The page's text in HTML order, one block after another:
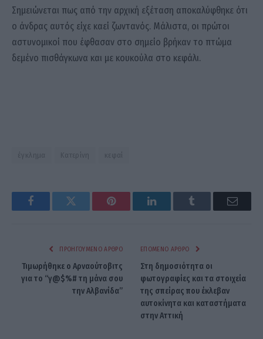
Σημειώνεται πως από την αρχική εξέταση αποκαλύφθηκε ότι
ο άνδρας αυτός είχε καεί ζωντανός. Μάλιστα, οι πρώτοι
αστυνομικοί που έφθασαν στο σημείο βρήκαν το πτώμα
δεμένο πισθάγκωνα και με κουκούλα στο κεφάλι.
έγκλημα Κατερίνη κεφαί
FacebookTwitter Pinterest LinkedInTumblr Email
ΠΡΟΗΓΟΎΜΕΝΟ ΆΡΘΡΟ
Τιμωρήθηκε ο Αρναούτοβιτς
για το “γ@$%# τη μάνα σου
την Αλβανίδα”
ΕΠΌΜΕΝΟ ΆΡΘΡΟ
Στη δημοσιότητα οι
φωτογραφίες και τα στοιχεία
της σπείρας που έκλεβαν
αυτοκίνητα και καταστήματα
στην Αττική